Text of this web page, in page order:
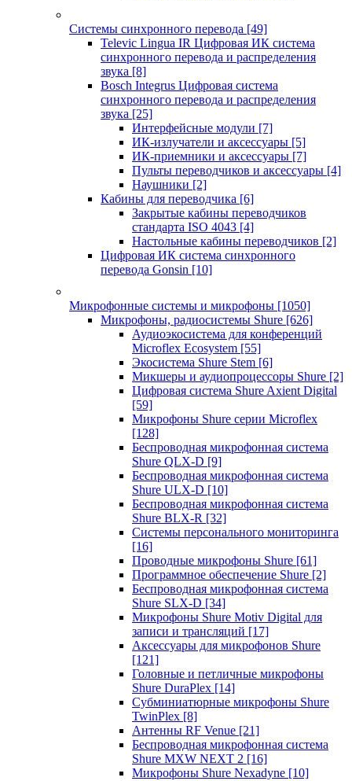
Системы синхронного перевода [49]
Televic Lingua IR Цифровая ИК система
синхронного перевода и распределения
звука [8]
Bosch Integrus Цифровая система
синхронного перевода и распределения
звука [25]
Интерфейсные модули [7]
ИК-излучатели и аксессуары [5]
ИК-приемники и аксессуары [7]
Пульты переводчиков и аксессуары [4]
Наушники [2]
Кабины для переводчика [6]
Закрытые кабины переводчиков
стандарта ISO 4043 [4]
Настольные кабины переводчиков [2]
Цифровая ИК система синхронного
перевода Gonsin [10]
Микрофонные системы и микрофоны [1050]
Микрофоны, радиосистемы Shure [626]
Аудиоэкосистема для конференций
Microflex Ecosystem [55]
Экосистема Shure Stem [6]
Микшеры и аудиопроцессоры Shure [2]
Цифровая система Shure Axient Digital
[59]
Микрофоны Shure серии Microflex
[128]
Беспроводная микрофонная система
Shure QLX-D [9]
Беспроводная микрофонная система
Shure ULX-D [10]
Беспроводная микрофонная система
Shure BLX-R [32]
Системы персонального мониторинга
[16]
Проводные микрофоны Shure [61]
Программное обеспечение Shure [2]
Беспроводная микрофонная система
Shure SLX-D [34]
Микрофоны Shure Motiv Digital для
записи и трансляций [17]
Аксессуары для микрофонов Shure
[121]
Головные и петличные микрофоны
Shure DuraPlex [14]
Субминиатюрные микрофоны Shure
TwinPlex [8]
Антенны RF Venue [21]
Беспроводная микрофонная система
Shure MXW NEXT 2 [16]
Микрофоны Shure Nexadyne [10]